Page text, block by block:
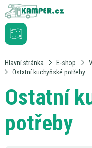
Hlavní stránka E-shop
Ostatní kuchyňské potřeby
Ostatní
potřeby